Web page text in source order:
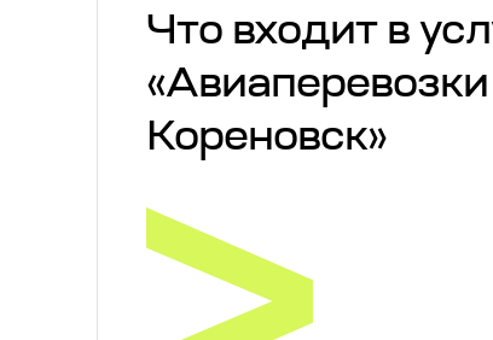
Что входит в
Кореновск»